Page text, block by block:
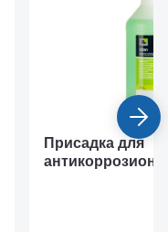
Присадка для